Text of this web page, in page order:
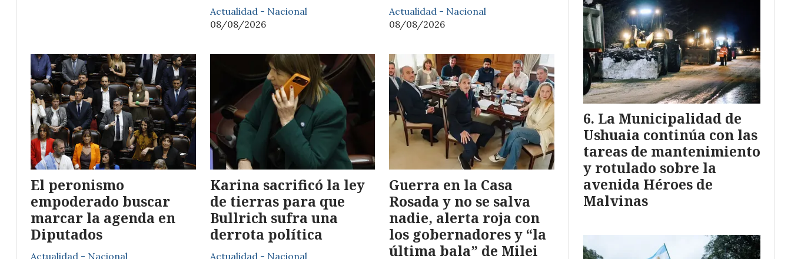
Actualidad - Nacional
08/08/2026
Actualidad - Nacional
08/08/2026
El peronismo
empoderado buscar
marcar la agenda en
Diputados
Actualidad - Nacional
Karina sacrificó la ley
de tierras para que
Bullrich sufra una
derrota política
Actualidad - Nacional
Guerra en la Casa
Rosada y no se salva
nadie, alerta roja con
los gobernadores y “la
última bala” de Milei
La Municipalidad de
Ushuaia continúa con las
tareas de mantenimiento
y rotulado sobre la
avenida Héroes de
Malvinas